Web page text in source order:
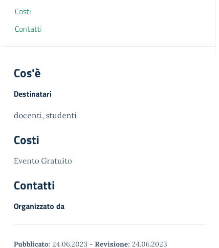
Costi
Contatti
Cos'è
Destinatari
docenti, studenti
Costi
Evento Gratuito
Contatti
Organizzato da
Pubblicato: 24.06.2023 - Revisione: 24.06.2023